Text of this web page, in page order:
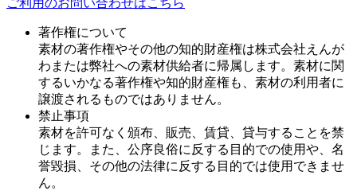
ご利用のお問い合わせはこちら
著作権について
素材の著作権やその他の知的財産権は株式会社えんが
わまたは弊社への素材供給者に帰属します。素材に関
するいかなる著作権や知的財産権も、素材の利用者に
譲渡されるものではありません。
禁止事項
素材を許可なく頒布、販売、賃貸、貸与することを禁
じます。また、公序良俗に反する目的での使用や、名
誉毀損、その他の法律に反する目的では使用できませ
ん。